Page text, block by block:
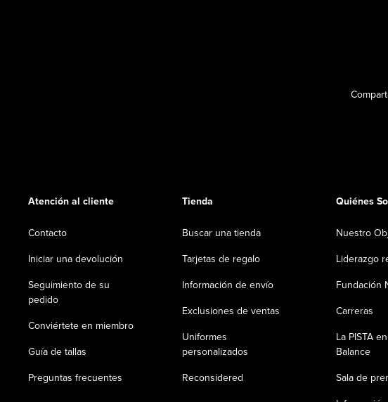
Atención al cliente
Contacto
Iniciar una devolución
Seguimiento de su
pedido
Conviértete en miembro
Guía de tallas
Preguntas frecuentes
Tienda
Buscar una tienda
Tarjetas de regalo
Información de envío
Exclusiones de ventas
Uniformes
personalizados
Reconsidered
Quiénes
Nuestro
Liderazgo
Fundación
Carreras
La PISTA
Balance
Sala de